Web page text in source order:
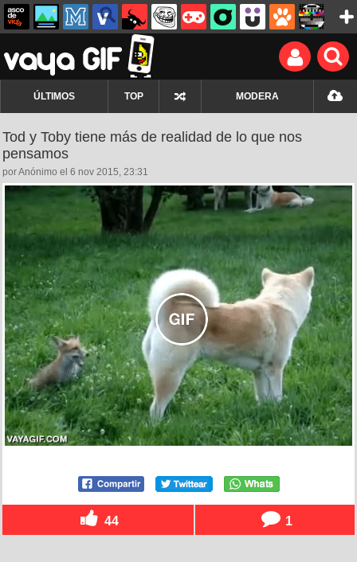
ÚLTIMOS TOP MODERA
Tod y Toby tiene más de realidad de lo que nos
pensamos
por Anónimo el 6 nov 2015, 23:31
44 1